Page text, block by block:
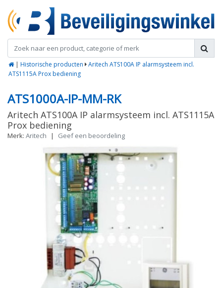
| Historische producten
Aritech ATS100A IP alarmsysteem incl.
ATS1115A Prox bediening
ATS1000A-IP-MM-RK
Aritech ATS100A IP alarmsysteem incl. ATS1115A
Prox bediening
Merk: Aritech | Geef een beoordeling